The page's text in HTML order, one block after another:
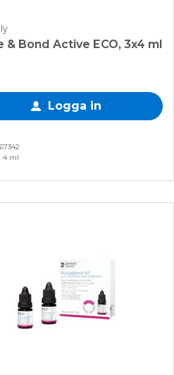
& Bond Active ECO, 3x4 ml
Logga in
4 ml